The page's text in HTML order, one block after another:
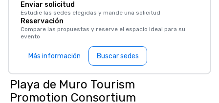
Enviar solicitud
Estudie las sedes elegidas y mande una solicitud
Reservación
Compare las propuestas y reserve el espacio ideal para su
evento
Más información Buscar sedes
Playa de Muro Tourism
Promotion Consortium